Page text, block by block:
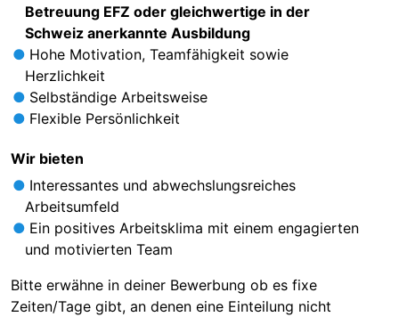
Betreuung EFZ oder gleichwertige in der
Schweiz anerkannte Ausbildung
Hohe Motivation, Teamfähigkeit sowie
Herzlichkeit
Selbständige Arbeitsweise
Flexible Persönlichkeit
Wir bieten
Interessantes und abwechslungsreiches
Arbeitsumfeld
Ein positives Arbeitsklima mit einem engagierten
und motivierten Team
Bitte erwähne in deiner Bewerbung ob es fixe
Zeiten/Tage gibt, an denen eine Einteilung nicht